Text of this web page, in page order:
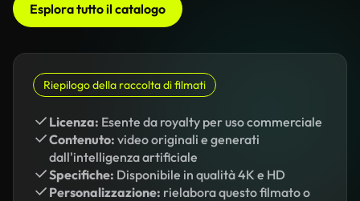
Esplora tutto il catalogo
Riepilogo della raccolta di filmati
Licenza: Esente da royalty per uso commerciale
Contenuto: video originali e generati
dall'intelligenza artificiale
Specifiche: Disponibile in qualità 4K e HD
Personalizzazione: rielabora questo filmato o